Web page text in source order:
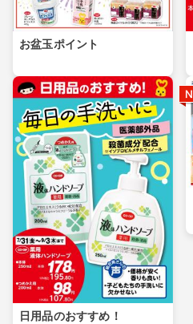
お盆玉ポイント
日用品のおすすめ！